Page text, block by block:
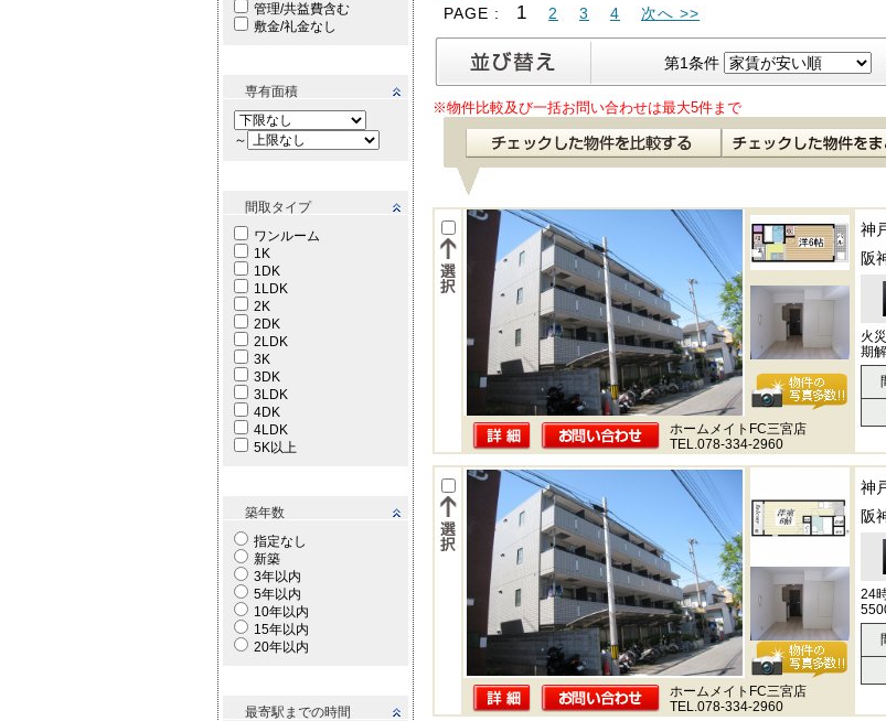
管理/共益費含む
敷金/礼金なし
専有面積
～
間取タイプ
ワンルーム
1K
1DK
1LDK
2K
2DK
2LDK
3K
3DK
3LDK
4DK
4LDK
5K以上
築年数
指定なし
新築
3年以内
5年以内
10年以内
15年以内
20年以内
最寄駅までの時間
PAGE :
1 2 3 4 次へ >>
第1条件
※物件比較及び一括お問い合わせは最大5件まで
神
阪
火
期
ホームメイトFC三宮店
TEL.078-334-2960
神
阪
24
ホームメイトFC三宮店
TEL.078-334-2960